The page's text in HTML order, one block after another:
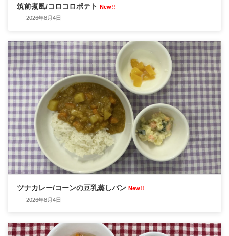
筑前煮風/コロコロポテト
New!!
2026年8月4日
ツナカレー/コーンの豆乳蒸しパン New!!
2026年8月4日